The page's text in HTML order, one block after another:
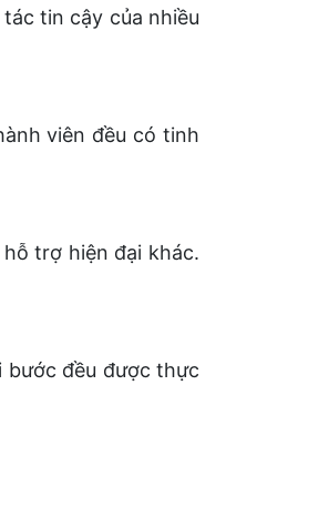
tin cậy của nhiều
viên đều có tinh
trợ hiện đại khác.
bước đều được thực